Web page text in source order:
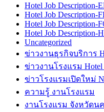
Hotel Job Description-
Hotel Job Description-
Hotel Job Description-
Hotel Job Description-
Uncategorized
ข่าวงานธุรกิจบริการ
ข่าวงานโรงแรม Hotel
ข่าวโรงแรมเปิดใหม่
ความรู้ งานโรงแรม
งานโรงแรม จังหวัดน